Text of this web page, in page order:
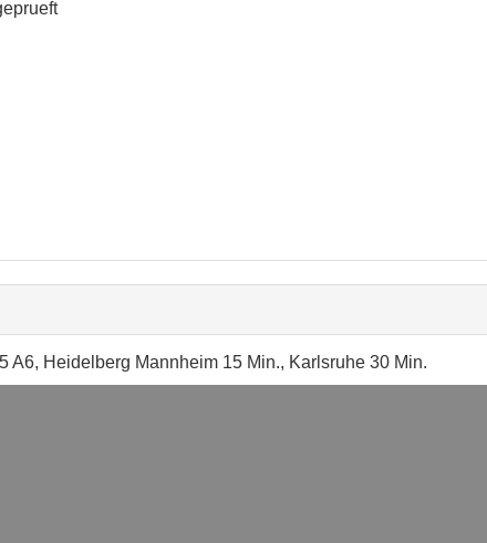
A6, Heidelberg Mannheim 15 Min., Karlsruhe 30 Min.